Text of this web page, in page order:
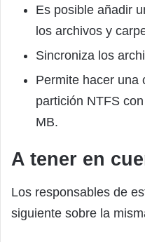
Es posible añadir
los archivos y
Sincroniza los
Permite hacer una
partición NTFS
MB.
A tener en
Los responsables de
siguiente sobre la